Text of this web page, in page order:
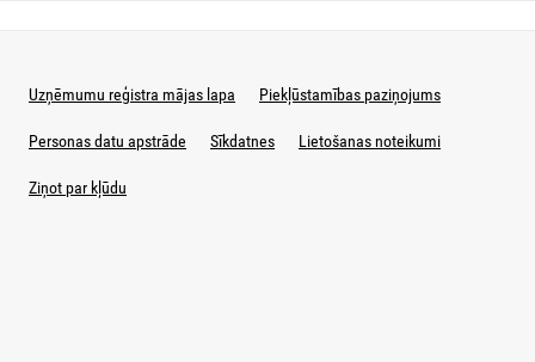
Uzņēmumu reģistra mājas lapa Piekļūstamības paziņojums
Personas datu apstrāde Sīkdatnes Lietošanas noteikumi
Ziņot par kļūdu